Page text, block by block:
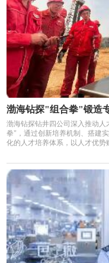
渤海钻探"组合拳"锻造
渤海钻探钻井四公司深入推动
拳"，通过创新培养机制、搭建
化的人才培养体系，以人才优势